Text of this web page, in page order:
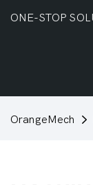
ONE-STOP
OrangeMech